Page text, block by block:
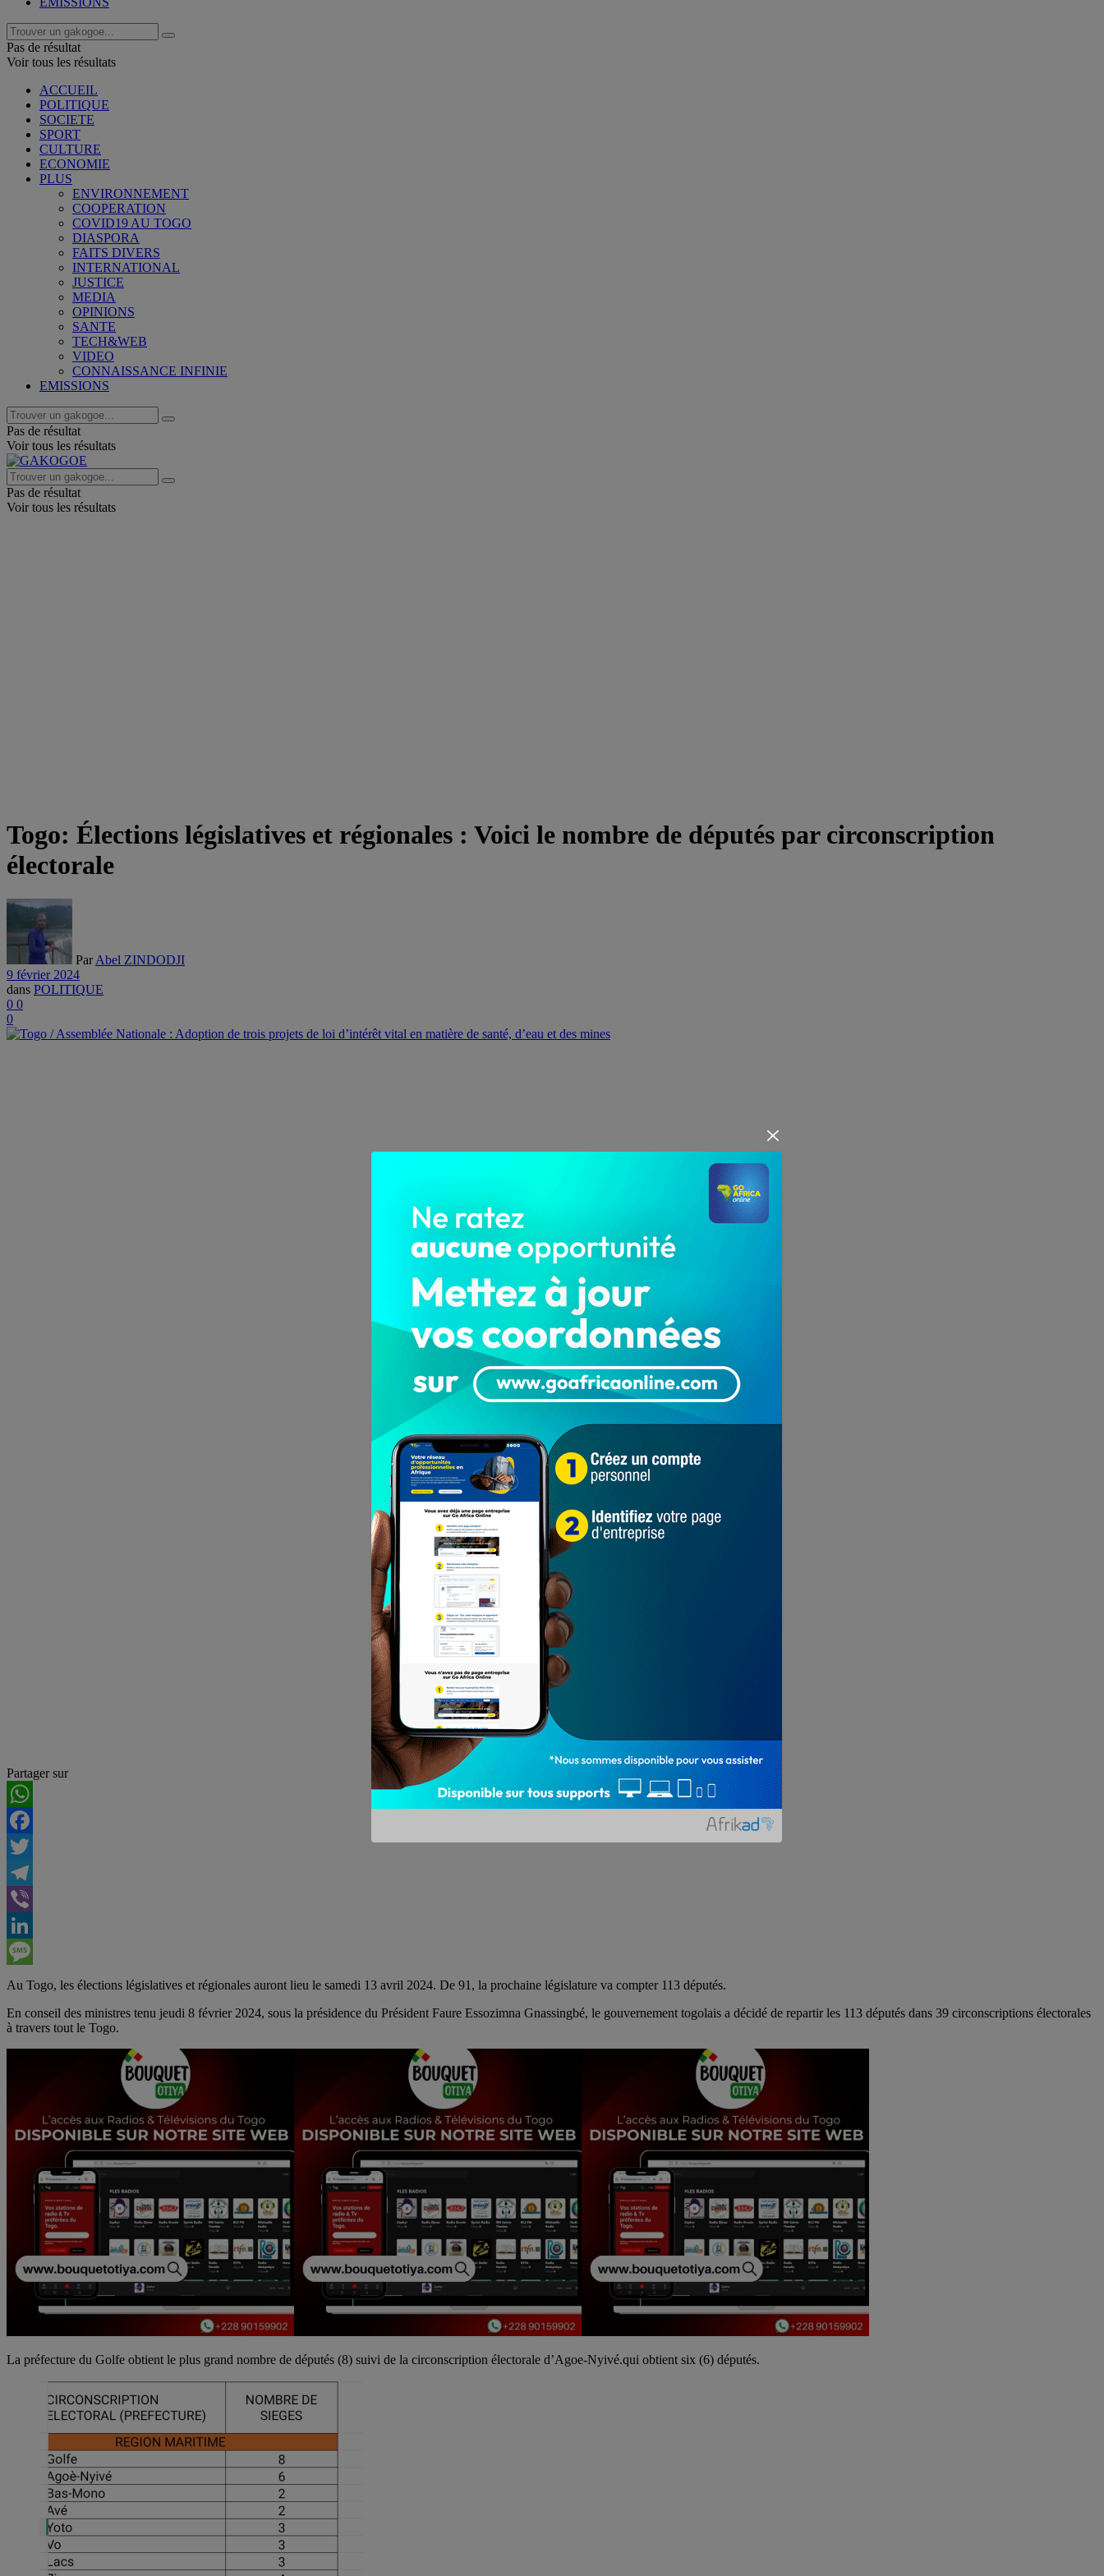
Pas de résultat
Voir tous les résultats
ACCUEIL
POLITIQUE
SOCIETE
SPORT
CULTURE
ECONOMIE
PLUS
ENVIRONNEMENT
COOPERATION
COVID19 AU TOGO
DIASPORA
FAITS DIVERS
INTERNATIONAL
JUSTICE
MEDIA
OPINIONS
SANTE
TECH&WEB
VIDEO
CONNAISSANCE INFINIE
EMISSIONS
Pas de résultat
Voir tous les résultats
Pas de résultat
Voir tous les résultats
Togo: Élections législatives et régionales : Voici le nombre de députés par circonscription
électorale
Par Abel ZINDODJI
9 février 2024
dans POLITIQUE
0 0
0
Partager sur
WhatsApp
Facebook
Twitter
Telegram
Viber
LinkedIn
Message
Au Togo, les élections législatives et régionales auront lieu le samedi 13 avril 2024. De 91, la prochaine législature va compter 113 députés.
En conseil des ministres tenu jeudi 8 février 2024, sous la présidence du Président Faure Essozimna Gnassingbé, le gouvernement togolais a décidé de repartir les 113 députés dans 39 circonscriptions électorales
à travers tout le Togo.
La préfecture du Golfe obtient le plus grand nombre de députés (8) suivi de la circonscription électorale d’Agoe-Nyivé.qui obtient six (6) députés.